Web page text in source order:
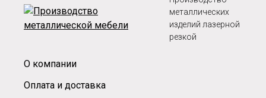
металлических
изделий лазерной
резкой
О компании
Оплата и доставка